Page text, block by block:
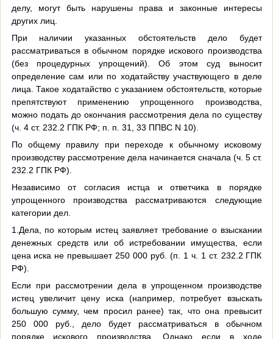
делу, могут быть нарушены права и законные интересы
других лиц.
При наличии указанных обстоятельств дело будет
рассматриваться в обычном порядке искового производства
(без процедурных упрощений). Об этом суд выносит
определение сам или по ходатайству участвующего в деле
лица. Такое ходатайство с указанием обстоятельств, которые
препятствуют применению упрощенного производства,
можно подать до окончания рассмотрения дела по существу
(ч. 4 ст. 232.2 ГПК РФ; п. п. 31, 33 ППВС N 10).
По общему правилу при переходе к обычному исковому
производству рассмотрение дела начинается сначала (ч. 5 ст.
232.2 ГПК РФ).
Независимо от согласия истца и ответчика в порядке
упрощенного производства рассматриваются следующие
категории дел.
1.Дела, по которым истец заявляет требование о взыскании
денежных средств или об истребовании имущества, если
цена иска не превышает 250 000 руб. (п. 1 ч. 1 ст. 232.2 ГПК
РФ).
Если при рассмотрении дела в упрощенном производстве
истец увеличит цену иска (например, потребует взыскать
большую сумму, чем просил ранее) так, что она превысит
250 000 руб., дело будет рассматриваться в обычном
порядке искового производства. Однако если в ходе